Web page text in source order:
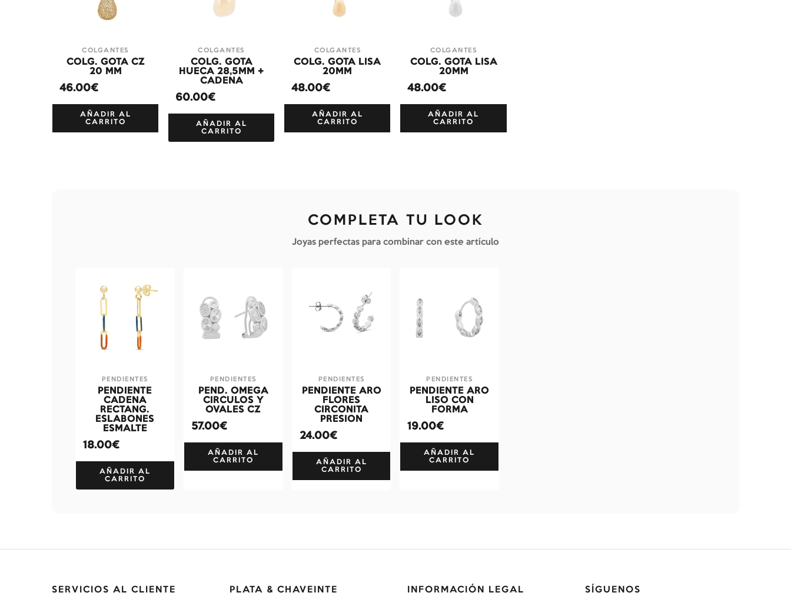
COLGANTES
COLG. GOTA CZ
20 MM
46.00€
AÑADIR AL
CARRITO
COLGANTES
COLG. GOTA
HUECA 28,5MM +
CADENA
60.00€
AÑADIR AL
CARRITO
COLGANTES
COLG. GOTA LISA
20MM
48.00€
AÑADIR AL
CARRITO
COLGANTES
COLG. GOTA LISA
20MM
48.00€
AÑADIR AL
CARRITO
COMPLETA TU LOOK
Joyas perfectas para combinar con este artículo
PENDIENTES
PENDIENTE
CADENA
RECTANG.
ESLABONES
ESMALTE
18.00€
AÑADIR AL
CARRITO
PENDIENTES
PEND. OMEGA
CIRCULOS Y
OVALES CZ
57.00€
AÑADIR AL
CARRITO
PENDIENTES
PENDIENTE ARO
FLORES
CIRCONITA
PRESION
24.00€
AÑADIR AL
CARRITO
PENDIENTES
PENDIENTE ARO
LISO CON
FORMA
19.00€
AÑADIR AL
CARRITO
SERVICIOS AL CLIENTE PLATA & CHAVEINTE INFORMACIÓN LEGAL SÍGUENOS